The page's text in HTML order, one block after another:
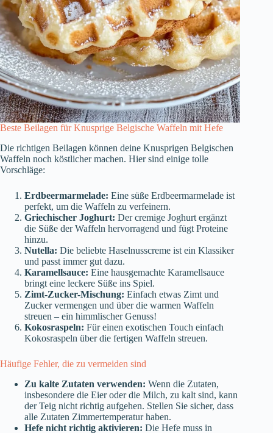
Beste Beilagen für Knusprige Belgische Waffeln mit Hefe
Die richtigen Beilagen können deine Knusprigen Belgischen
Waffeln noch köstlicher machen. Hier sind einige tolle
Vorschläge:
Erdbeermarmelade: Eine süße Erdbeermarmelade ist
perfekt, um die Waffeln zu verfeinern.
Griechischer Joghurt: Der cremige Joghurt ergänzt
die Süße der Waffeln hervorragend und fügt Proteine
hinzu.
Nutella: Die beliebte Haselnusscreme ist ein Klassiker
und passt immer gut dazu.
Karamellsauce: Eine hausgemachte Karamellsauce
bringt eine leckere Süße ins Spiel.
Zimt-Zucker-Mischung: Einfach etwas Zimt und
Zucker vermengen und über die warmen Waffeln
streuen – ein himmlischer Genuss!
Kokosraspeln: Für einen exotischen Touch einfach
Kokosraspeln über die fertigen Waffeln streuen.
Häufige Fehler, die zu vermeiden sind
Zu kalte Zutaten verwenden: Wenn die Zutaten,
insbesondere die Eier oder die Milch, zu kalt sind, kann
der Teig nicht richtig aufgehen. Stellen Sie sicher, dass
alle Zutaten Zimmertemperatur haben.
Hefe nicht richtig aktivieren: Die Hefe muss in